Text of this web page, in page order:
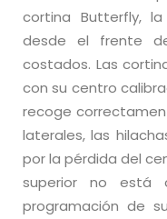
cortina Butterfly,
desde el frente
costados. Las
con su centro
recoge
laterales, las
por la pérdida del
superior no está
programación de